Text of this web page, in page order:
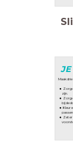
Maak drie
Zorg
zijn.
Zorg
bij de
Kleur
Zet er
JE